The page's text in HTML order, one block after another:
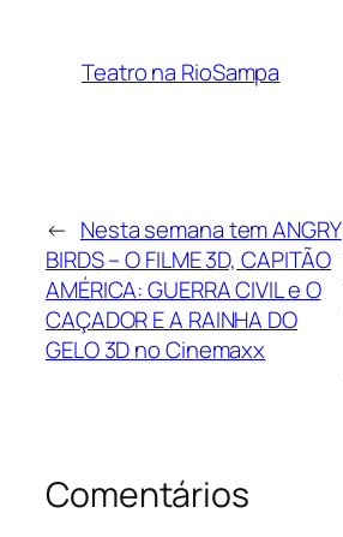
Teatro na RioSampa
← Nesta semana tem ANGRY
BIRDS – O FILME 3D, CAPITÃO
AMÉRICA: GUERRA CIVIL e O
CAÇADOR E A RAINHA DO
GELO 3D no Cinemaxx
Comentários